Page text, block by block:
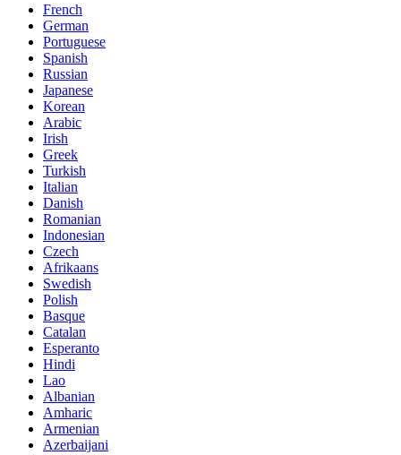
French
German
Portuguese
Spanish
Russian
Japanese
Korean
Arabic
Irish
Greek
Turkish
Italian
Danish
Romanian
Indonesian
Czech
Afrikaans
Swedish
Polish
Basque
Catalan
Esperanto
Hindi
Lao
Albanian
Amharic
Armenian
Azerbaijani